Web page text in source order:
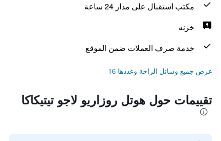
مكتب استقبال على مدار 24 ساعة
خزنه
خدمة صرف العملات ضمن الموقع
عرض جميع وسائل الراحة وعددها 16
تقييمات حول هوتل روزاريو لاجو تيتيكاكا